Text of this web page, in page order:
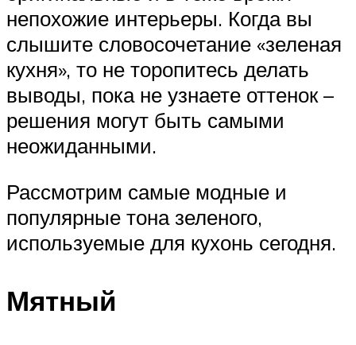
непохожие интерьеры. Когда вы
слышите словосочетание «зеленая
кухня», то не торопитесь делать
выводы, пока не узнаете оттенок –
решения могут быть самыми
неожиданными.
Рассмотрим самые модные и
популярные тона зеленого,
используемые для кухонь сегодня.
Мятный